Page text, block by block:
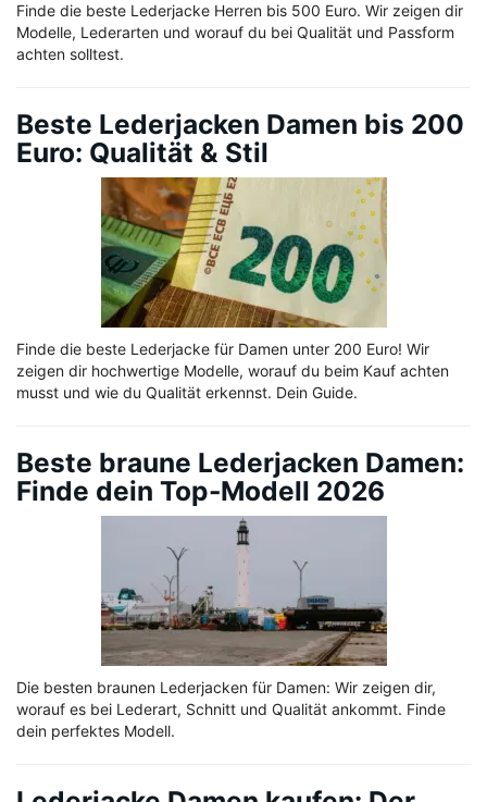
Finde die beste Lederjacke Herren bis 500 Euro. Wir zeigen dir
Modelle, Lederarten und worauf du bei Qualität und Passform
achten solltest.
Beste Lederjacken Damen bis 200
Euro: Qualität & Stil
Finde die beste Lederjacke für Damen unter 200 Euro! Wir
zeigen dir hochwertige Modelle, worauf du beim Kauf achten
musst und wie du Qualität erkennst. Dein Guide.
Beste braune Lederjacken Damen:
Finde dein Top-Modell 2026
Die besten braunen Lederjacken für Damen: Wir zeigen dir,
worauf es bei Lederart, Schnitt und Qualität ankommt. Finde
dein perfektes Modell.